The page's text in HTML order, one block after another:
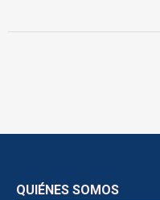
QUIÉNES SOMOS